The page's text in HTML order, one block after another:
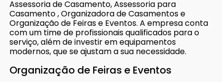
Assessoria de Casamento, Assessoria para
Casamento , Organizadora de Casamentos e
Organização de Feiras e Eventos. A empresa conta
com um time de profissionais qualificados para o
serviço, além de investir em equipamentos
modernos, que se ajustam a sua necessidade.
Organização de Feiras e Eventos